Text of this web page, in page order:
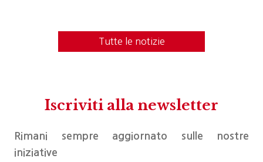
Tutte le notizie
Iscriviti alla newsletter
Rimani sempre aggiornato sulle nostre
iniziative